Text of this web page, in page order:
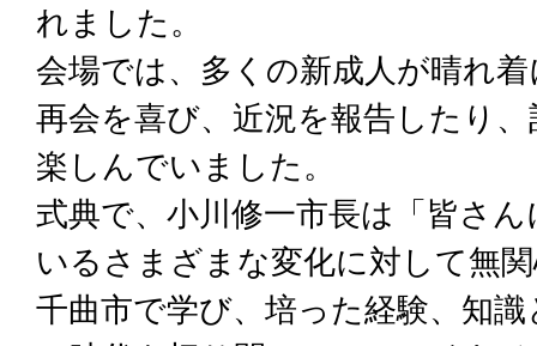
れました。
会場では、多くの新成人が晴れ
再会を喜び、近況を報告したり
楽しんでいました。
式典で、小川修一市長は「皆さ
いるさまざまな変化に対して無
千曲市で学び、培った経験、知